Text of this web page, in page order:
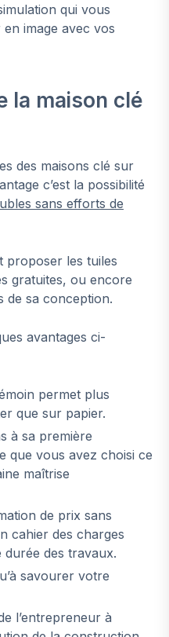
qui vous
image avec vos
la maison clé
des maisons clé sur
c’est la possibilité
sans efforts de
proposer les tuiles
gratuites, ou encore
de sa conception.
avantages ci-
permet plus
que sur papier.
à sa première
que vous avez choisi ce
maîtrise
de prix sans
cahier des charges
durée des travaux.
savourer votre
l’entrepreneur à